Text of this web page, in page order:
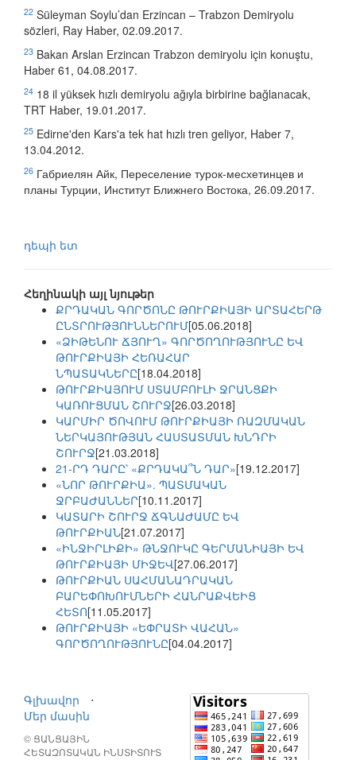
22 Süleyman Soylu’dan Erzincan – Trabzon Demiryolu
sözleri, Ray Haber, 02.09.2017.
23 Bakan Arslan Erzincan Trabzon demiryolu için konuştu,
Haber 61, 04.08.2017.
24 18 il yüksek hızlı demiryolu ağıyla birbirine bağlanacak,
TRT Haber, 19.01.2017.
25 Edirne'den Kars'a tek hat hızlı tren geliyor, Haber 7,
13.04.2012.
26 Габриелян Айк, Переселение турок-месхетинцев и
планы Турции, Институт Ближнего Востока, 26.09.2017.
դեպի ետ
Հեղինակի այլ նյութեր
ՔՐԴԱԿԱՆ ԳՈՐԾՈՆԸ ԹՈՒՐՔԻԱՅԻ ԱՐՏԱՀԵՐԹ
ԸՆՏՐՈՒԹՅՈՒՆՆԵՐՈՒՄ[05.06.2018]
«ՁԻԹԵՆՈՒ ՃՅՈՒՂ» ԳՈՐԾՈՂՈՒԹՅՈՒՆԸ ԵՎ
ԹՈՒՐՔԻԱՅԻ ՀԵՌԱՀԱՐ
ՆՊԱՏԱԿՆԵՐԸ[18.04.2018]
ԹՈՒՐՔԻԱՅՈՒՄ ՍՏԱՄԲՈՒԼԻ ՋՐԱՆՑՔԻ
ԿԱՌՈՒՑՄԱՆ ՇՈՒՐՋ[26.03.2018]
ԿԱՐՄԻՐ ԾՈՎՈՒՄ ԹՈՒՐՔԻԱՅԻ ՌԱԶՄԱԿԱՆ
ՆԵՐԿԱՅՈՒԹՅԱՆ ՀԱՍՏԱՏՄԱՆ ԽՆԴՐԻ
ՇՈՒՐՋ[21.03.2018]
21-ՐԴ ԴԱՐԸ՝ «ՔՐԴԱԿԱ՞Ն ԴԱՐ»[19.12.2017]
«ՆՈՐ ԹՈՒՐՔԻԱ». ՊԱՏՄԱԿԱՆ
ՋՐԲԱԺԱՆՆԵՐ[10.11.2017]
ԿԱՏԱՐԻ ՇՈՒՐՋ ՃԳՆԱԺԱՄԸ ԵՎ
ԹՈՒՐՔԻԱՆ[21.07.2017]
«ԻՆՋԻՐԼԻՔԻ» ԹՆՋՈՒԿԸ ԳԵՐՄԱՆԻԱՅԻ ԵՎ
ԹՈՒՐՔԻԱՅԻ ՄԻՋԵՎ[27.06.2017]
ԹՈՒՐՔԻԱՆ ՍԱՀՄԱՆԱԴՐԱԿԱՆ
ԲԱՐԵՓՈԽՈՒՄՆԵՐԻ ՀԱՆՐԱՔՎԵԻՑ
ՀԵՏՈ[11.05.2017]
ԹՈՒՐՔԻԱՅԻ «ԵՓՐԱՏԻ ՎԱՀԱՆ»
ԳՈՐԾՈՂՈՒԹՅՈՒՆԸ[04.04.2017]
Գլխավոր
⋅
Մեր մասին
© ՑԱՆՑԱՅԻՆ
ՀԵՏԱԶՈՏԱԿԱՆ ԻՆՍՏԻՏՈՒՏ